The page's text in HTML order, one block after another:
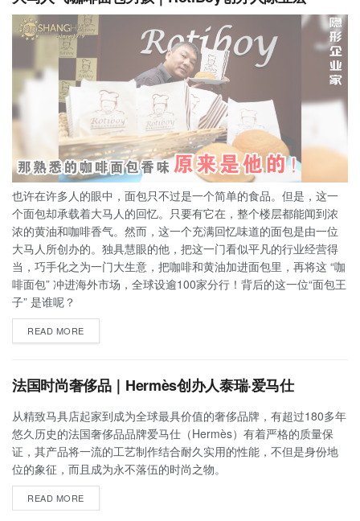
也许在许多人的眼中，面包只不过是一个简单的食品。但是，这一
个面包却承载着大马人的回忆。只要有它在，整个楼层都能闻到浓
浓的黄油和咖啡香气。然而，这一个充满回忆味道的面包是由一位
大马人所创办的。独具慧眼的他，把这一门看似平凡的行业经营得
当，巧手化之为一门大生意，把咖啡和黄油加进面包里，再将这 “咖
啡面包” 冲进海外市场，全球设逾100家分行！背后的这一位“面包王
子” 是谁呢？
READ MORE
法国时尚奢侈品｜Hermès创办人泰瑞·爱马仕
从精致马具店起家到成为全球最具价值的奢侈品牌，有超过180多年
悠久历史的法国奢侈品品牌爱马仕（Hermès）有着严格的质量保
证，其产品将一流的工艺制作结合耐久实用的性能，不但是身份地
位的象征，而且成为永不落伍的时尚之物。
READ MORE